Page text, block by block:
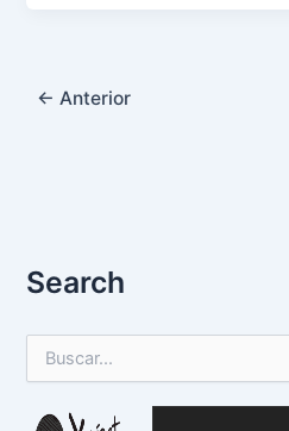
← Anterior
Search